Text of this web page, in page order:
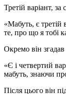
Третій варіант,
«Мабуть, є
те, про що я тобі
Окремо він
«Є і четвертий
мабуть, знаючи
Після цього він